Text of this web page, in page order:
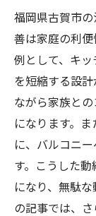
福岡県古賀市
善は家庭の利
例として、キ
を短縮する設
ながら家族と
になります。
に、バルコニ
す。こうした
になり、無駄
の記事では、